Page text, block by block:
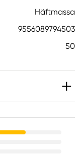
Häftmassa
9556089794503
50